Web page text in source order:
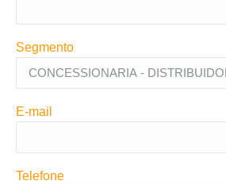
Segmento
E-mail
Telefone